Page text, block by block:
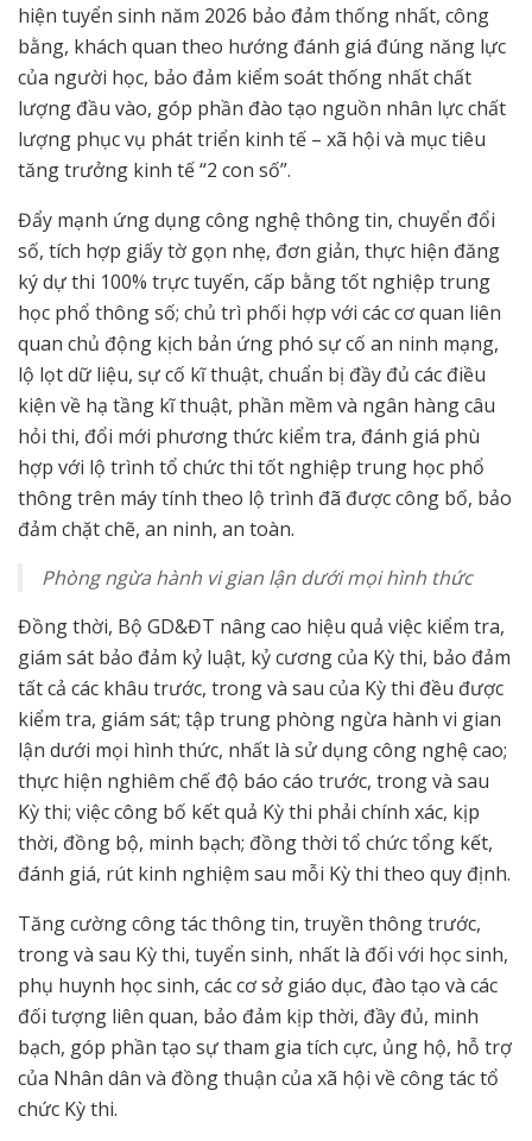
hiện tuyển sinh năm 2026 bảo đảm thống nhất, công
bằng, khách quan theo hướng đánh giá đúng năng lực
của người học, bảo đảm kiểm soát thống nhất chất
lượng đầu vào, góp phần đào tạo nguồn nhân lực chất
lượng phục vụ phát triển kinh tế – xã hội và mục tiêu
tăng trưởng kinh tế “2 con số”.
Đẩy mạnh ứng dụng công nghệ thông tin, chuyển đổi
số, tích hợp giấy tờ gọn nhẹ, đơn giản, thực hiện đăng
ký dự thi 100% trực tuyến, cấp bằng tốt nghiệp trung
học phổ thông số; chủ trì phối hợp với các cơ quan liên
quan chủ động kịch bản ứng phó sự cố an ninh mạng,
lộ lọt dữ liệu, sự cố kĩ thuật, chuẩn bị đầy đủ các điều
kiện về hạ tầng kĩ thuật, phần mềm và ngân hàng câu
hỏi thi, đổi mới phương thức kiểm tra, đánh giá phù
hợp với lộ trình tổ chức thi tốt nghiệp trung học phổ
thông trên máy tính theo lộ trình đã được công bố, bảo
đảm chặt chẽ, an ninh, an toàn.
Phòng ngừa hành vi gian lận dưới mọi hình thức
Đồng thời, Bộ GD&ĐT nâng cao hiệu quả việc kiểm tra,
giám sát bảo đảm kỷ luật, kỷ cương của Kỳ thi, bảo đảm
tất cả các khâu trước, trong và sau của Kỳ thi đều được
kiểm tra, giám sát; tập trung phòng ngừa hành vi gian
lận dưới mọi hình thức, nhất là sử dụng công nghệ cao;
thực hiện nghiêm chế độ báo cáo trước, trong và sau
Kỳ thi; việc công bố kết quả Kỳ thi phải chính xác, kịp
thời, đồng bộ, minh bạch; đồng thời tổ chức tổng kết,
đánh giá, rút kinh nghiệm sau mỗi Kỳ thi theo quy định.
Tăng cường công tác thông tin, truyền thông trước,
trong và sau Kỳ thi, tuyển sinh, nhất là đối với học sinh,
phụ huynh học sinh, các cơ sở giáo dục, đào tạo và các
đối tượng liên quan, bảo đảm kịp thời, đầy đủ, minh
bạch, góp phần tạo sự tham gia tích cực, ủng hộ, hỗ trợ
của Nhân dân và đồng thuận của xã hội về công tác tổ
chức Kỳ thi.